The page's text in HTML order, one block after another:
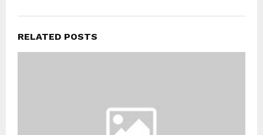
RELATED POSTS